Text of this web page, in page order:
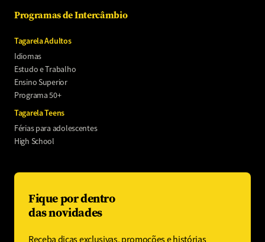
Programas de Intercâmbio
Tagarela Adultos
Idiomas
Estudo e Trabalho
Ensino Superior
Programa 50+
Tagarela Teens
Férias para adolescentes
High School
Fique por dentro
das novidades
Receba dicas exclusivas, promoções e histórias